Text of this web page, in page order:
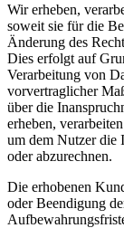
Wir erheben,
soweit sie für die
Änderung des
Dies erfolgt auf
Verarbeitung von
vorvertraglicher
über die
erheben,
um dem Nutzer die
oder abzurechnen.
Die erhobenen
oder Beendigung